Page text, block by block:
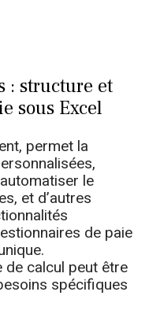
: structure et
sous Excel
permet la
le
et d’autres
de paie
de calcul peut être
spécifiques